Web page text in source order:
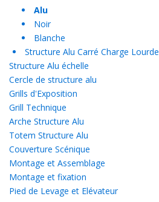
Alu
Noir
Blanche
Structure Alu Carré Charge Lourde
Structure Alu échelle
Cercle de structure alu
Grills d'Exposition
Grill Technique
Arche Structure Alu
Totem Structure Alu
Couverture Scénique
Montage et Assemblage
Montage et fixation
Pied de Levage et Elévateur